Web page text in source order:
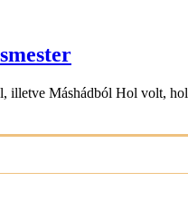
illetve Máshádból Hol volt,